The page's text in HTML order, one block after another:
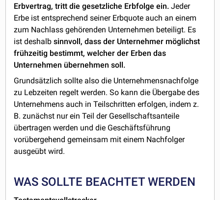
Erbvertrag, tritt die gesetzliche Erbfolge ein. Jeder
Erbe ist entsprechend seiner Erbquote auch an einem
zum Nachlass gehörenden Unternehmen beteiligt. Es
ist deshalbsinnvoll, dass der Unternehmer möglichst
frühzeitig bestimmt, welcher der Erben das
Unternehmen übernehmen soll.
Grundsätzlich sollte also die Unternehmensnachfolge
zu Lebzeiten regelt werden. So kann die Übergabe des
Unternehmens auch in Teilschritten erfolgen, indem z.
B. zunächst nur ein Teil der Gesellschaftsanteile
übertragen werden und die Geschäftsführung
vorübergehend gemeinsam mit einem Nachfolger
ausgeübt wird.
WAS SOLLTE BEACHTET WERDEN